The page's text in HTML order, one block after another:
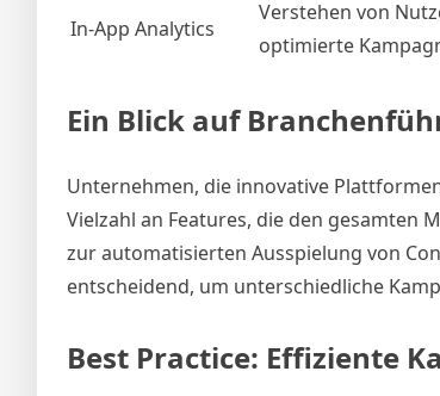
In-App Analytics
Verstehen von
optimierte
Ein Blick auf
Unternehmen, die innovative
Vielzahl an Features, die den gesamten
zur automatisierten Ausspielung von
entscheidend, um unterschiedliche
Best Practice: Effiziente